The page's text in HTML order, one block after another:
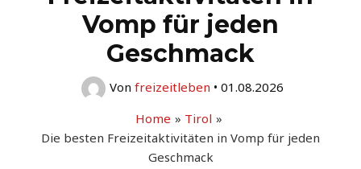
Vomp für jeden
Geschmack
Von freizeitleben • 01.08.2026
Home
Tirol
Die besten Freizeitaktivitäten in Vomp für jeden
Geschmack